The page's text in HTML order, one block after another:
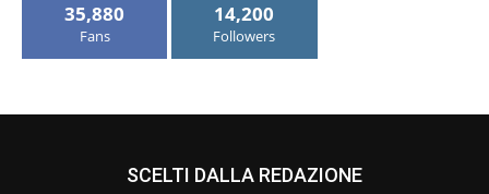
35,880
Fans
14,200
Followers
SCELTI DALLA REDAZIONE